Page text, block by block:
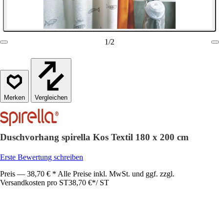
1/2
Vergleichen
Duschvorhang spirella Kos Textil 180 x 200 cm
Erste Bewertung schreiben
Preis — 38,70 € * Alle Preise inkl. MwSt. und ggf. zzgl.
Versandkosten pro ST38,70 €*/ ST